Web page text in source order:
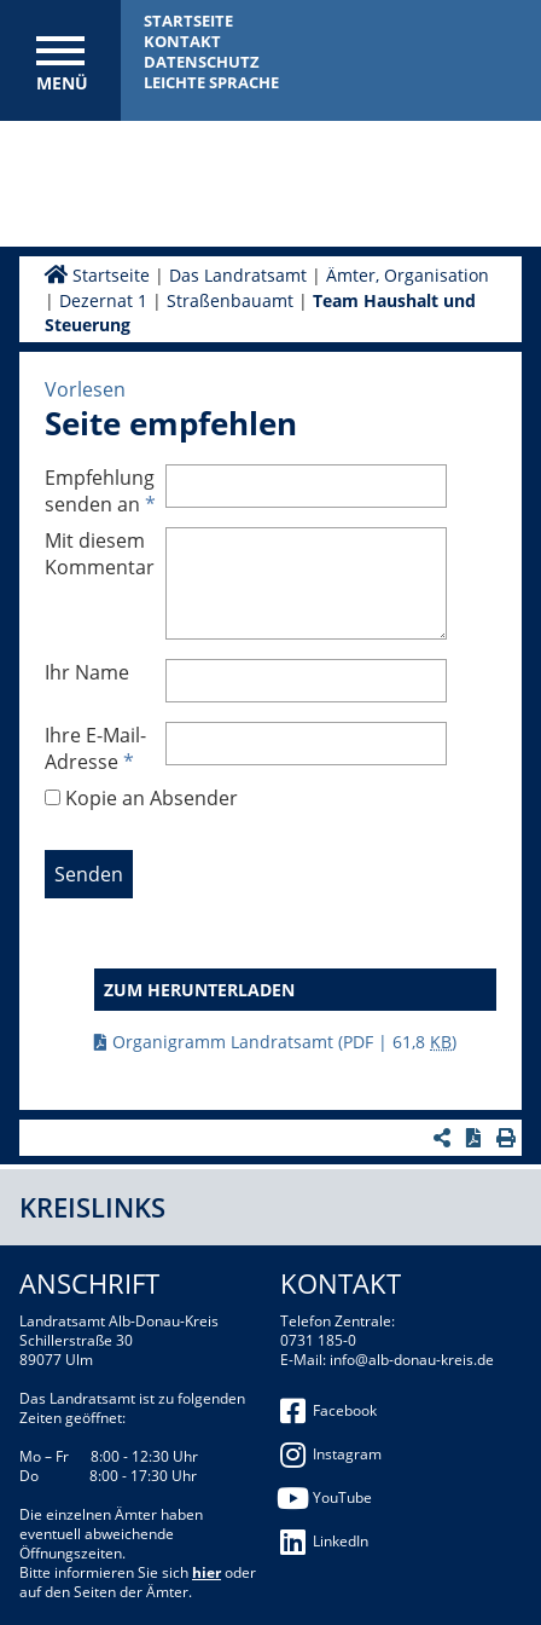
MENÜ
STARTSEITE
KONTAKT
DATENSCHUTZ
LEICHTE SPRACHE
Startseite| Das Landratsamt| Ämter, Organisation
| Dezernat 1 | Straßenbauamt| Team Haushalt und
Steuerung
Vorlesen
Seite empfehlen
Empfehlung
senden an *
Mit diesem
Kommentar
Ihr Name
Ihre E-Mail-
Adresse*
Kopie an Absender
ZUM HERUNTERLADEN
Organigramm Landratsamt (PDF | 61,8 KB)
KREISLINKS
ANSCHRIFT
Landratsamt Alb-Donau-Kreis
Schillerstraße 30
89077 Ulm
Das Landratsamt ist zu folgenden
Zeiten geöffnet:
Mo – Fr 8:00 - 12:30 Uhr
Do 8:00 - 17:30 Uhr
Die einzelnen Ämter haben
eventuell abweichende
Öffnungszeiten.
Bitte informieren Sie sich hieroder
auf den Seiten der Ämter.
KONTAKT
Telefon Zentrale:
0731 185-0
E-Mail: info@alb-donau-kreis.de
Facebook
Instagram
YouTube
LinkedIn